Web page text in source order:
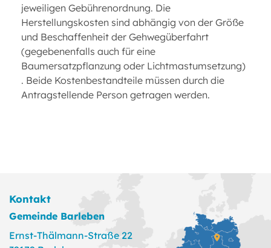
jeweiligen Gebührenordnung. Die
Herstellungskosten sind abhängig von der Größe
und Beschaffenheit der Gehwegüberfahrt
(gegebenenfalls auch für eine
Baumersatzpflanzung oder Lichtmastumsetzung)
. Beide Kostenbestandteile müssen durch die
Antragstellende Person getragen werden.
Kontakt
Gemeinde Barleben
Ernst-Thälmann-Straße 22